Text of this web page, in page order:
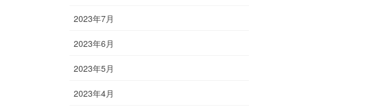
2023年7月
2023年6月
2023年5月
2023年4月